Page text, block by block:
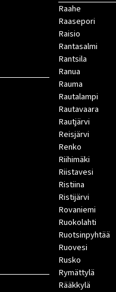
Raahe
Raasepori
Raisio
Rantasalmi
Rantsila
Ranua
Rauma
Rautalampi
Rautavaara
Rautjärvi
Reisjärvi
Renko
Riihimäki
Riistavesi
Ristiina
Ristijärvi
Rovaniemi
Ruokolahti
Ruotsinpyhtää
Ruovesi
Rusko
Rymättylä
Rääkkylä